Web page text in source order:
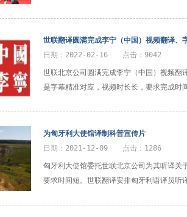
世联翻译圆满完成李宁（中国）视频翻译、
日期：2022-02-16 点击：9042
世联北京公司圆满完成李宁（中国）视频翻
是字幕精准对应，视频时长长，要求完成
为匈牙利大使馆译制科普宣传片
日期：2021-12-09 点击：1286
匈牙利大使馆委托世联北京公司为其听译关
要求时间短。世联翻译安排匈牙利语译员